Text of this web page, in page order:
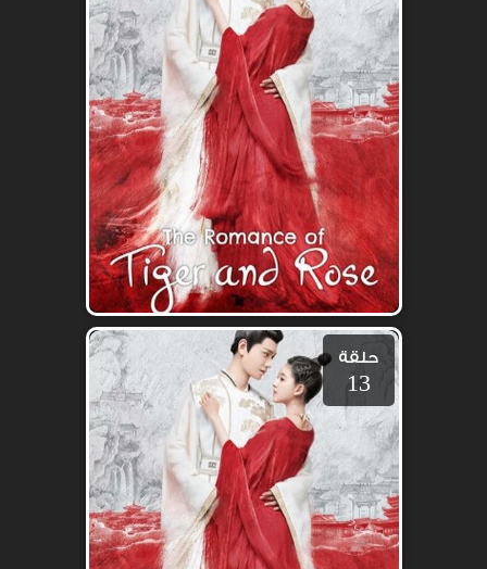
حلقة
13